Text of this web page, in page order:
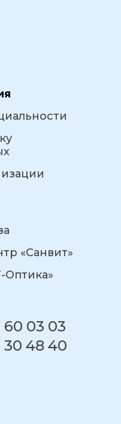
«Санвит»
Оптика»
60 03 03
30 48 40